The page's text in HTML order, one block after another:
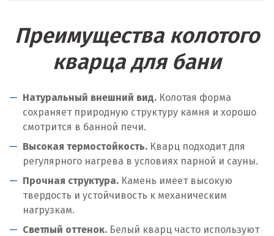
Преимущества колотого
кварца для бани
Натуральный внешний вид. Колотая форма
сохраняет природную структуру камня и хорошо
смотрится в банной печи.
Высокая термостойкость. Кварц подходит для
регулярного нагрева в условиях парной и сауны.
Прочная структура. Камень имеет высокую
твердость и устойчивость к механическим
нагрузкам.
Светлый оттенок. Белый кварц часто используют